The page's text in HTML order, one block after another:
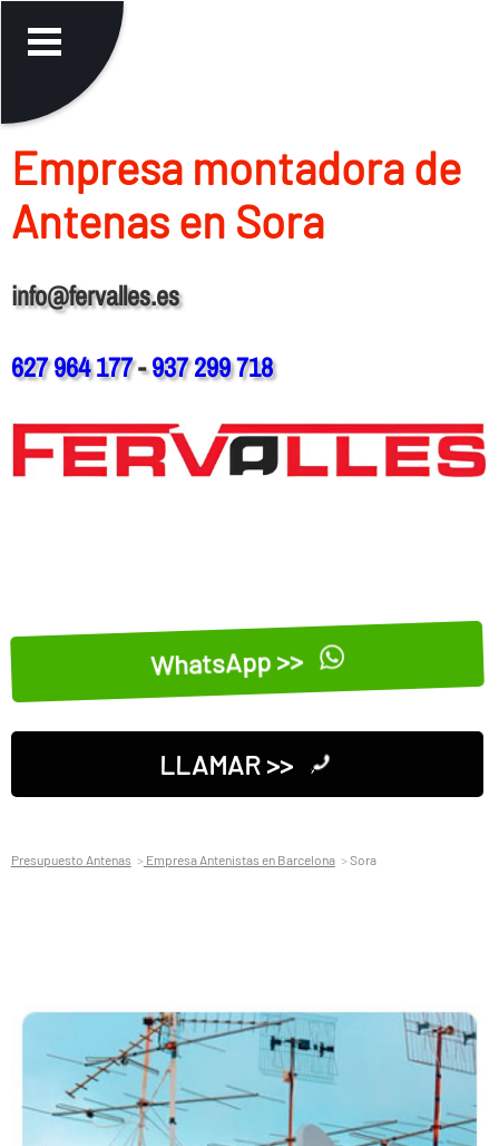
Empresa montadora de
Antenas en Sora
info@fervalles.es
627 964 177-937 299 718
WhatsApp >>
LLAMAR >>
Presupuesto Antenas Empresa Antenistas en Barcelona Sora